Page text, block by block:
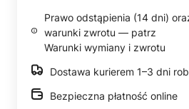
Prawo odstąpienia (14 dni)
warunki zwrotu — patrz
Warunki wymiany i zwrotu
Dostawa kurierem 1–3 dni
Bezpieczna płatność online